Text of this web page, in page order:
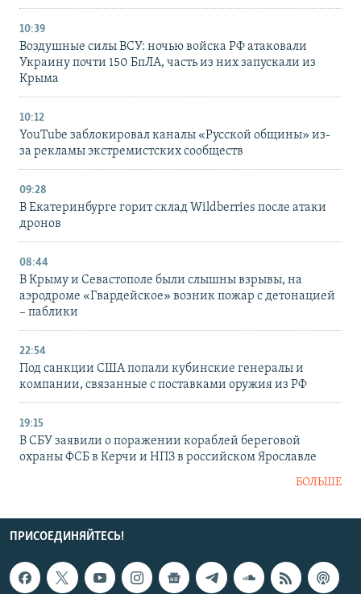
10:39
Воздушные силы ВСУ: ночью войска РФ атаковали
Украину почти 150 БпЛА, часть из них запускали из
Крыма
10:12
YouTube заблокировал каналы «Русской общины» из-
за рекламы экстремистских сообществ
09:28
В Екатеринбурге горит склад Wildberries после атаки
дронов
08:44
В Крыму и Севастополе были слышны взрывы, на
аэродроме «Гвардейское» возник пожар с детонацией
– паблики
22:54
Под санкции США попали кубинские генералы и
компании, связанные с поставками оружия из РФ
19:15
В СБУ заявили о поражении кораблей береговой
охраны ФСБ в Керчи и НПЗ в российском Ярославле
БОЛЬШЕ
ПРИСОЕДИНЯЙТЕСЬ!